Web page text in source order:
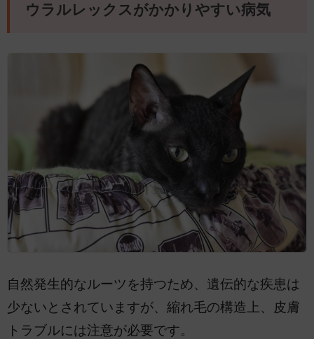
ウラルレックスがかかりやすい病気
自然発生的なルーツを持つため、遺伝的な疾患は
少ないとされていますが、縮れ毛の構造上、皮膚
トラブルには注意が必要です。